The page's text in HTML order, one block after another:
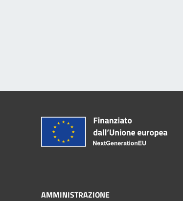
AMMINISTRAZIONE